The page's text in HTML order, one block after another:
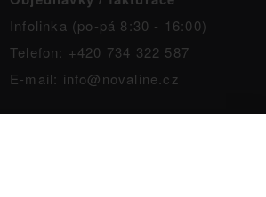
Infolinka (po-pá 8:30 - 16:00)
Telefon: +420 734 322 587
E-mail: info@novaline.cz